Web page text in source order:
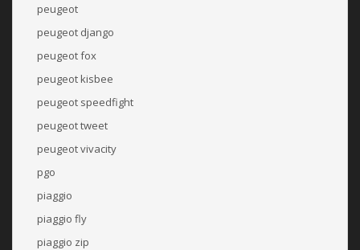
peugeot
peugeot django
peugeot fox
peugeot kisbee
peugeot speedfight
peugeot tweet
peugeot vivacity
pgo
piaggio
piaggio fly
piaggio zip